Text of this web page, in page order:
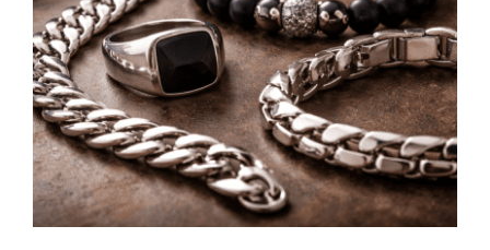
5 façons de porter des bijoux avec
confiance
Jewelery